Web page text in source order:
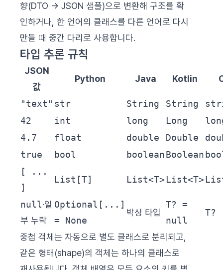
향(DTO → JSON 샘플)으로 변환해 구조를 확
인하거나, 한 언어의 클래스를 다른 언어로 다시
만들 때 중간 다리로 사용합니다.
타입 추론 규칙
JSON
값
Python Java Kotlin
"text" str String String
42
int long Long
4.7
float double Double
true
bool booleanBoolean
[ ...
]
List[T] List<T> List<T>
null·일
부 누락
Optional[...]
= None
박싱 타입
T? =
null
T?
중첩 객체는 자동으로 별도 클래스로 분리되고,
같은 형태(shape)의 객체는 하나의 클래스로